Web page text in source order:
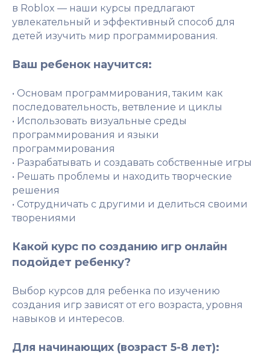
в Roblox — наши курсы предлагают
увлекательный и эффективный способ для
детей изучить мир программирования.
Ваш ребенок научится:
• Основам программирования, таким как
последовательность, ветвление и циклы
• Использовать визуальные среды
программирования и языки
программирования
• Разрабатывать и создавать собственные игры
• Решать проблемы и находить творческие
решения
• Сотрудничать с другими и делиться своими
творениями
Какой курс по созданию игр онлайн
подойдет ребенку?
Выбор курсов для ребенка по изучению
создания игр зависят от его возраста, уровня
навыков и интересов.
Для начинающих (возраст 5-8 лет):